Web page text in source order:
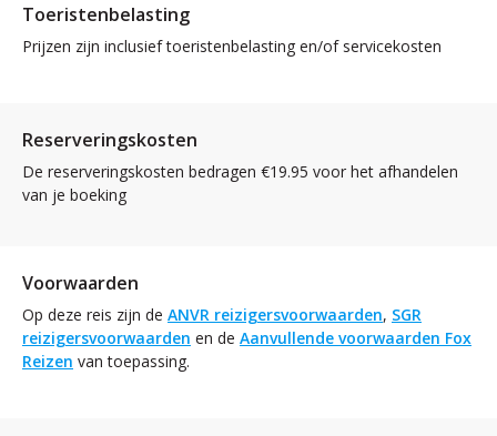
Toeristenbelasting
Prijzen zijn inclusief toeristenbelasting en/of servicekosten
Reserveringskosten
De reserveringskosten bedragen €19.95 voor het afhandelen
van je boeking
Voorwaarden
Op deze reis zijn de ANVR reizigersvoorwaarden, SGR
reizigersvoorwaarden en de Aanvullende voorwaarden Fox
Reizen van toepassing.